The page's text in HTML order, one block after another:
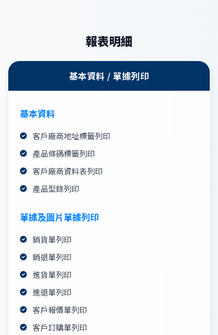
報表明細
基本資料 / 單據列印
基本資料
客戶廠商地址標籤列印
產品條碼標籤列印
客戶廠商資料表列印
產品型錄列印
單據及圖片單據列印
銷貨單列印
銷退單列印
進貨單列印
進退單列印
客戶報價單列印
客戶訂購單列印